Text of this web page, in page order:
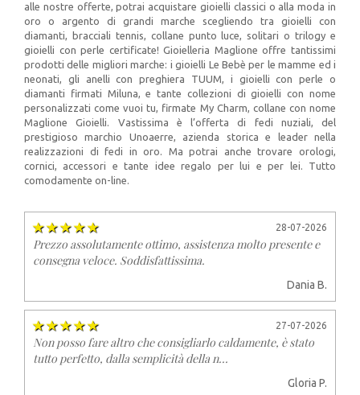
alle nostre offerte, potrai acquistare gioielli classici o alla moda in
oro o argento di grandi marche scegliendo tra gioielli con
diamanti, bracciali tennis, collane punto luce, solitari o trilogy e
gioielli con perle certificate! Gioielleria Maglione offre tantissimi
prodotti delle migliori marche: i gioielli Le Bebè per le mamme ed i
neonati, gli anelli con preghiera TUUM, i gioielli con perle o
diamanti firmati Miluna, e tante collezioni di gioielli con nome
personalizzati come vuoi tu, firmate My Charm, collane con nome
Maglione Gioielli. Vastissima è l’offerta di fedi nuziali, del
prestigioso marchio Unoaerre, azienda storica e leader nella
realizzazioni di fedi in oro. Ma potrai anche trovare orologi,
cornici, accessori e tante idee regalo per lui e per lei. Tutto
comodamente on-line.
28-07-2026
Prezzo assolutamente ottimo, assistenza molto presente e
consegna veloce. Soddisfattissima.
Dania B.
27-07-2026
Non posso fare altro che consigliarlo caldamente, è stato
tutto perfetto, dalla semplicità della n...
Gloria P.